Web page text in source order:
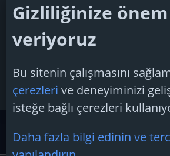
Konu 'Apple, en son iOS
sürümündeki haberler için
özetlerini duraklatıyor'
17 Ocak 2025
Cevaplar: 3
Güvenlik Merkezi ve Teknoloji
Gizliliğinize önem
veriyoruz
Bu sitenin çalışmasını
çerezleri ve deneyiminizi
isteğe bağlı çerezleri
Daha fazla bilgi edinin ve